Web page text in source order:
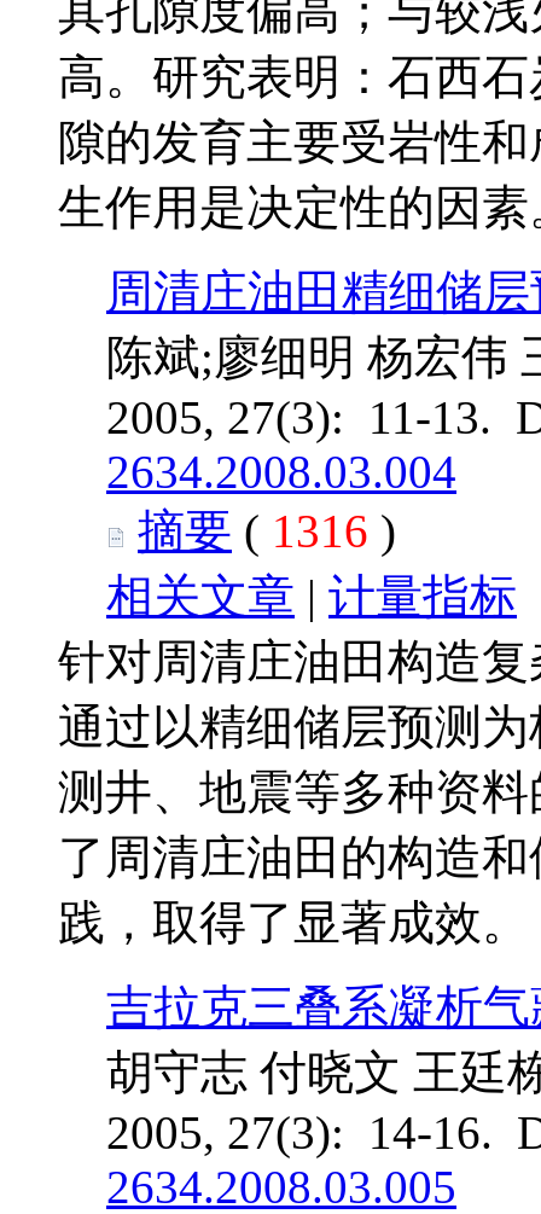
其孔隙度偏高；与较
高。研究表明：石西
隙的发育主要受岩性
生作用是决定性的因素
周清庄油田精细储
陈斌;廖细明 杨宏伟
2005, 27(3): 11-13.
2634.2008.03.004
摘要 ( 1316 )
相关文章 | 计量指标
针对周清庄油田构造
通过以精细储层预测
测井、地震等多种资
了周清庄油田的构造
践，取得了显著成效。
吉拉克三叠系凝析
胡守志 付晓文 王廷
2005, 27(3): 14-16.
2634.2008.03.005